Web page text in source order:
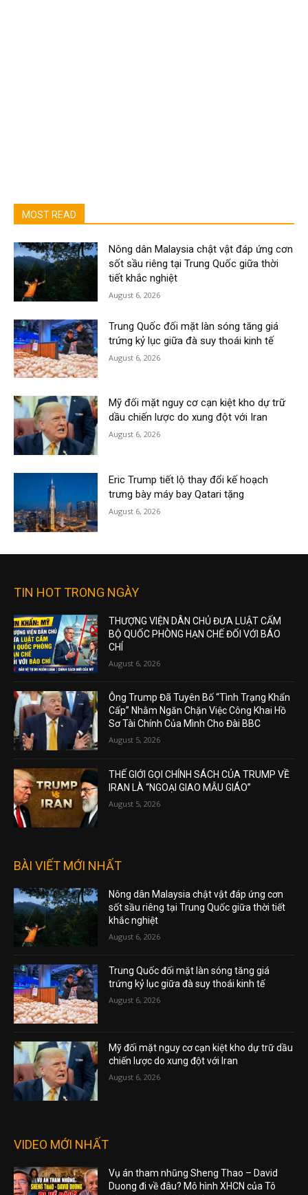
MOST READ
Nông dân Malaysia chật vật đáp ứng cơn
sốt sầu riêng tại Trung Quốc giữa thời
tiết khắc nghiệt
August 6, 2026
Trung Quốc đối mặt làn sóng tăng giá
trứng kỷ lục giữa đà suy thoái kinh tế
August 6, 2026
Mỹ đối mặt nguy cơ cạn kiệt kho dự trữ
dầu chiến lược do xung đột với Iran
August 6, 2026
Eric Trump tiết lộ thay đổi kế hoạch
trưng bày máy bay Qatari tặng
August 6, 2026
TIN HOT TRONG NGÀY
THƯỢNG VIỆN DÂN CHỦ ĐƯA LUẬT CẤM
BỘ QUỐC PHÒNG HẠN CHẾ ĐỐI VỚI BÁO
CHÍ
August 6, 2026
Ông Trump Đã Tuyên Bố “Tình Trạng Khẩn
Cấp” Nhằm Ngăn Chặn Việc Công Khai Hồ
Sơ Tài Chính Của Mình Cho Đài BBC
August 5, 2026
THẾ GIỚI GỌI CHÍNH SÁCH CỦA TRUMP VỀ
IRAN LÀ “NGOẠI GIAO MẪU GIÁO”
August 5, 2026
BÀI VIẾT MỚI NHẤT
Nông dân Malaysia chật vật đáp ứng cơn
sốt sầu riêng tại Trung Quốc giữa thời tiết
khắc nghiệt
August 6, 2026
Trung Quốc đối mặt làn sóng tăng giá
trứng kỷ lục giữa đà suy thoái kinh tế
August 6, 2026
Mỹ đối mặt nguy cơ cạn kiệt kho dự trữ dầu
chiến lược do xung đột với Iran
August 6, 2026
VIDEO MỚI NHẤT
Vụ án tham nhũng Sheng Thao – David
Duong đi về đâu? Mô hình XHCN của Tô